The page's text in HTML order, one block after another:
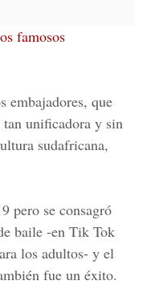
famosos
embajadores, que
tan unificadora y sin
sudafricana,
pero se consagró
baile -en Tik Tok
los adultos- y el
fue un éxito.